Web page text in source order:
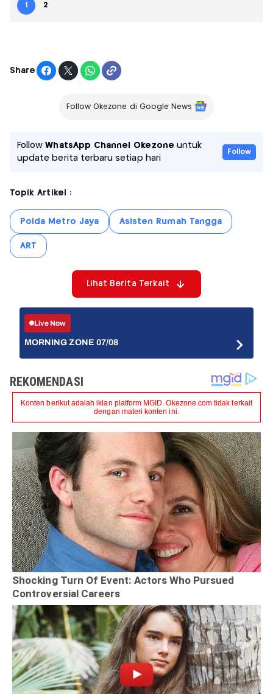
1 2
Share
Follow Okezone di Google News
FollowWhatsApp Channel Okezone untuk
update berita terbaru setiap hari
Follow
Topik Artikel :
Polda Metro Jaya Asisten Rumah Tangga
ART
Lihat Berita Terkait
Live Now
MORNING ZONE 07/08